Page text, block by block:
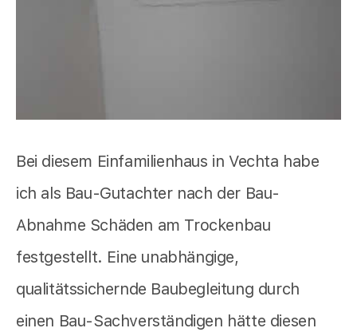
Bei diesem Einfamilienhaus in Vechta habe
ich als Bau-Gutachter nach der Bau-
Abnahme Schäden am Trockenbau
festgestellt. Eine unabhängige,
qualitätssichernde Baubegleitung durch
einen Bau-Sachverständigen hätte diesen